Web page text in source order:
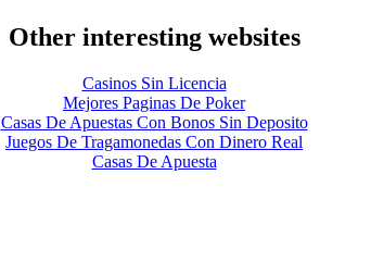
Other interesting websites
Casinos Sin Licencia
Mejores Paginas De Poker
Casas De Apuestas Con Bonos Sin Deposito
Juegos De Tragamonedas Con Dinero Real
Casas De Apuesta